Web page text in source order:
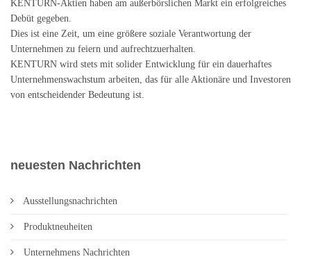
KENTURN-Aktien haben am außerbörslichen Markt ein erfolgreiches
Debüt gegeben.
Dies ist eine Zeit, um eine größere soziale Verantwortung der
Unternehmen zu feiern und aufrechtzuerhalten.
KENTURN wird stets mit solider Entwicklung für ein dauerhaftes
Unternehmenswachstum arbeiten, das für alle Aktionäre und Investoren
von entscheidender Bedeutung ist.
neuesten Nachrichten
Ausstellungsnachrichten
Produktneuheiten
Unternehmens Nachrichten